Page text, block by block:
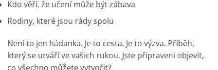
Kdo věří, že učení může být zábava
Rodiny, které jsou rády spolu
Není to jen hádanka. Je to cesta. Je to výzva. Příběh,
který se utváří ve vašich rukou. Jste připraveni objevit,
co všechno můžete vytvořit?